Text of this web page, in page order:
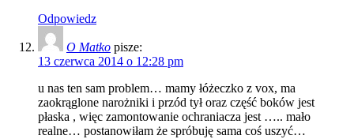
Odpowiedz
O Matko pisze:
13 czerwca 2014 o 12:28 pm
u nas ten sam problem… mamy łóżeczko z vox, ma
zaokrąglone narożniki i przód tył oraz część boków jest
płaska , więc zamontowanie ochraniacza jest ….. mało
realne… postanowiłam że spróbuję sama coś uszyć…